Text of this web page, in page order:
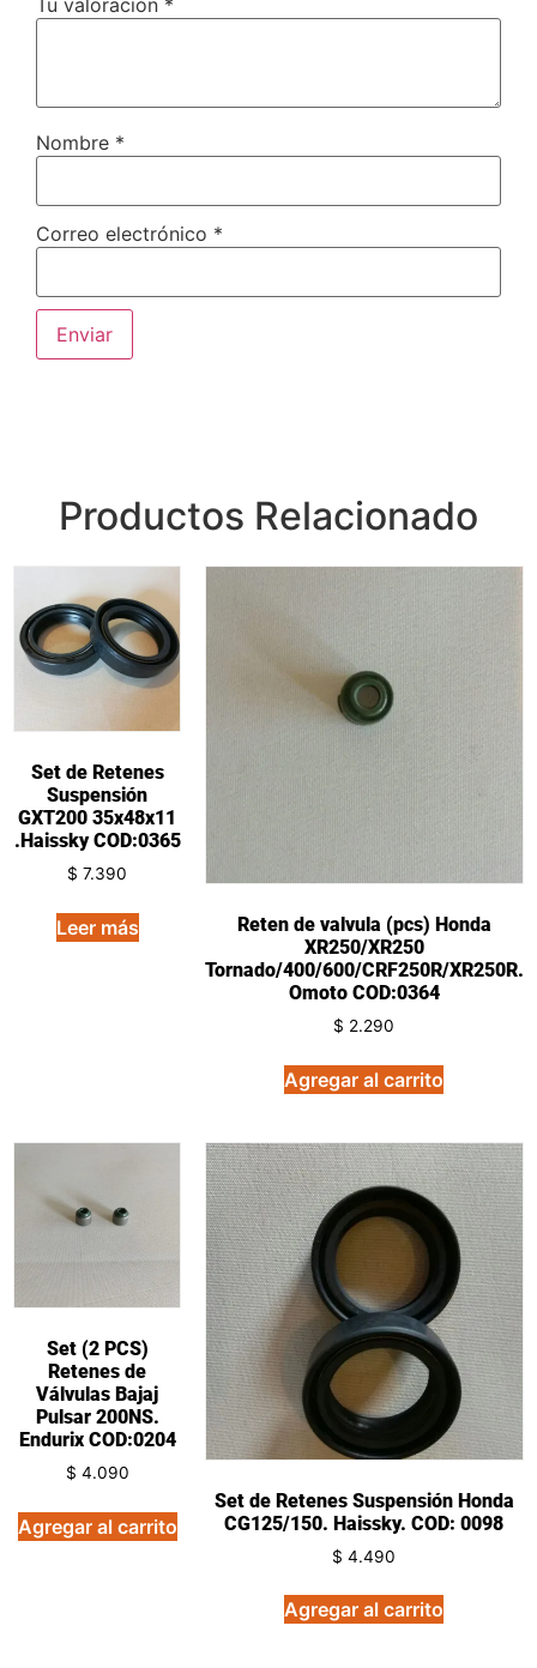
Tu valoración *
Nombre *
Correo electrónico *
Productos Relacionado
Set de Retenes
Suspensión
GXT200 35x48x11
.Haissky COD:0365
$ 7.390
Leer más
Reten de valvula (pcs) Honda
XR250/XR250
Tornado/400/600/CRF250R/XR250R.
Omoto COD:0364
$ 2.290
Agregar al carrito
Set (2 PCS)
Retenes de
Válvulas Bajaj
Pulsar 200NS.
Endurix COD:0204
$ 4.090
Agregar al carrito
Set de Retenes Suspensión Honda
CG125/150. Haissky. COD: 0098
$ 4.490
Agregar al carrito